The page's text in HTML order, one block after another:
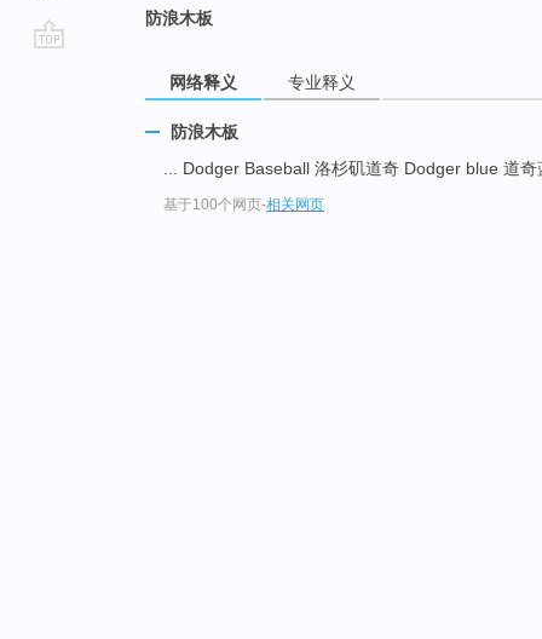
防浪木板
网络释义 专业释义
防浪木板
... Dodger Baseball 洛杉矶道奇 Dodger blue 道
基于100个网页-相关网页